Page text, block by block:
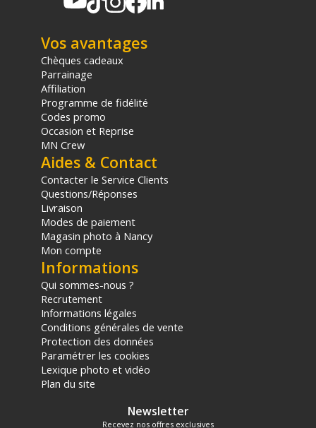
Vos avantages
Chèques cadeaux
Parrainage
Affiliation
Programme de fidélité
Codes promo
Occasion et Reprise
MN Crew
Aides & Contact
Contacter le Service Clients
Questions/Réponses
Livraison
Modes de paiement
Magasin photo à Nancy
Mon compte
Informations
Qui sommes-nous ?
Recrutement
Informations légales
Conditions générales de vente
Protection des données
Paramétrer les cookies
Lexique photo et vidéo
Plan du site
Newsletter
Recevez nos offres exclusives